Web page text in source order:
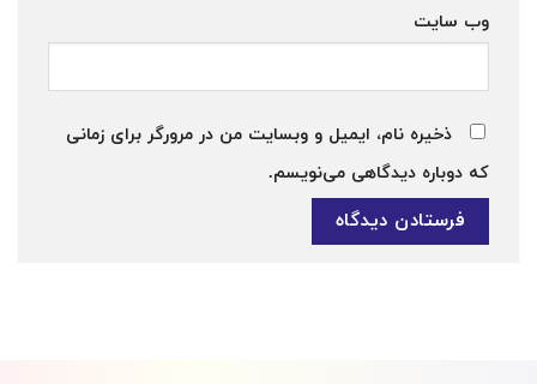
وب‌ سایت
ذخیره نام، ایمیل و وبسایت من در مرورگر برای زمانی
که دوباره دیدگاهی می‌نویسم.